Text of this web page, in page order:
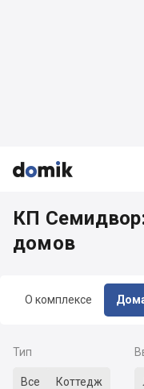



О комплексе
КП
домов
Тип
Все Коттедж